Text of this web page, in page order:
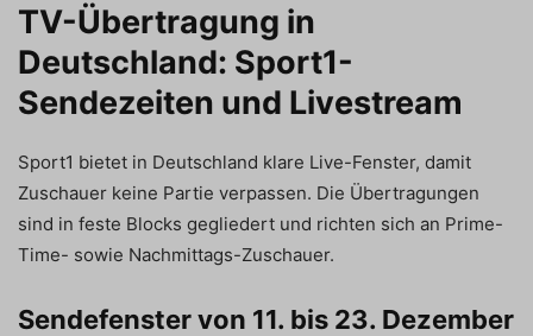
TV-Übertragung in
Deutschland: Sport1-
Sendezeiten und Livestream
Sport1 bietet in Deutschland klare Live-Fenster, damit
Zuschauer keine Partie verpassen. Die Übertragungen
sind in feste Blocks gegliedert und richten sich an Prime-
Time- sowie Nachmittags-Zuschauer.
Sendefenster von 11. bis 23. Dezember